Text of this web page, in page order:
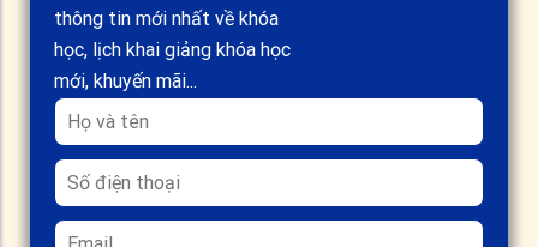
thông tin mới nhất về khóa
học, lịch khai giảng khóa học
mới, khuyến mãi...